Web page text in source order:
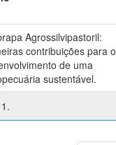
Agrossilvipastoril:
contribuições para o
de uma
sustentável.